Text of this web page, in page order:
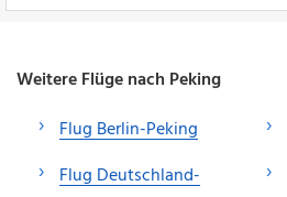
Weitere Flüge nach Peking
Flug Berlin-Peking
Flug Deutschland-